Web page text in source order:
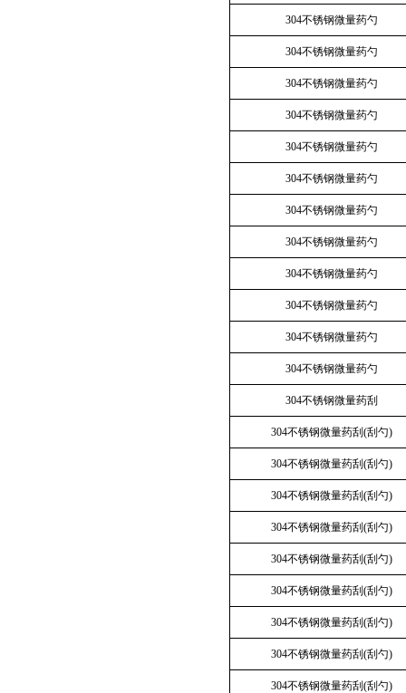
304不锈钢微量药勺
304不锈钢微量药勺
304不锈钢微量药勺
304不锈钢微量药勺
304不锈钢微量药勺
304不锈钢微量药勺
304不锈钢微量药勺
304不锈钢微量药勺
304不锈钢微量药勺
304不锈钢微量药勺
304不锈钢微量药勺
304不锈钢微量药勺
304不锈钢微量药刮
304不锈钢微量药刮(刮勺)
304不锈钢微量药刮(刮勺)
304不锈钢微量药刮(刮勺)
304不锈钢微量药刮(刮勺)
304不锈钢微量药刮(刮勺)
304不锈钢微量药刮(刮勺)
304不锈钢微量药刮(刮勺)
304不锈钢微量药刮(刮勺)
304不锈钢微量药刮(刮勺)